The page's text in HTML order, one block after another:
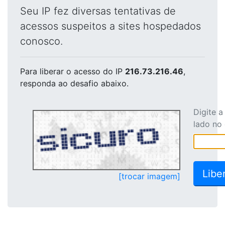
Seu IP fez diversas tentativas de
acessos suspeitos a sites hospedados
conosco.
Para liberar o acesso do IP 216.73.216.46,
responda ao desafio abaixo.
[trocar imagem]
Digite
lado no